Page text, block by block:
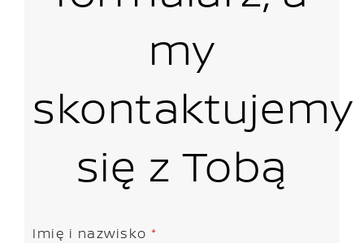
my
skontaktujemy
się z Tobą
Imię i nazwisko *